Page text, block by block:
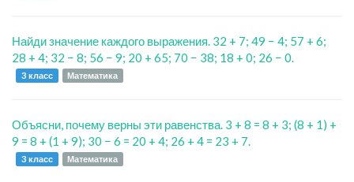
Найди значение каждого выражения. 32 + 7; 49 − 4; 57 + 6;
28 + 4; 32 − 8; 56 − 9; 20 + 65; 70 − 38; 18 + 0; 26 − 0.
3 класс Математика
Объясни, почему верны эти равенства. 3 + 8 = 8 + 3; (8 + 1) +
9 = 8 + (1 + 9); 30 − 6 = 20 + 4; 26 + 4 = 23 + 7.
3 класс Математика